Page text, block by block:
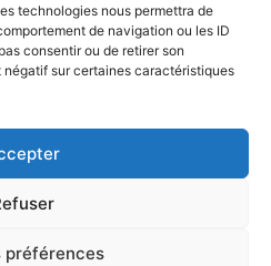
technologies nous permettra de
de navigation ou les ID
consentir ou de retirer son
sur certaines caractéristiques
préférences
Terre de